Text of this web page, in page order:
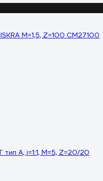
M=1,5, Z=100 CM27100
тип А, i=1:1, M=5, Z=20/20